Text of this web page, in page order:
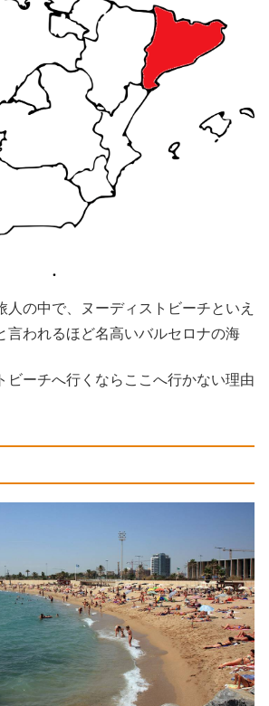
人の中で、ヌーディストビーチといえ
言われるほど名高いバルセロナの海
ビーチへ行くならここへ行かない理由